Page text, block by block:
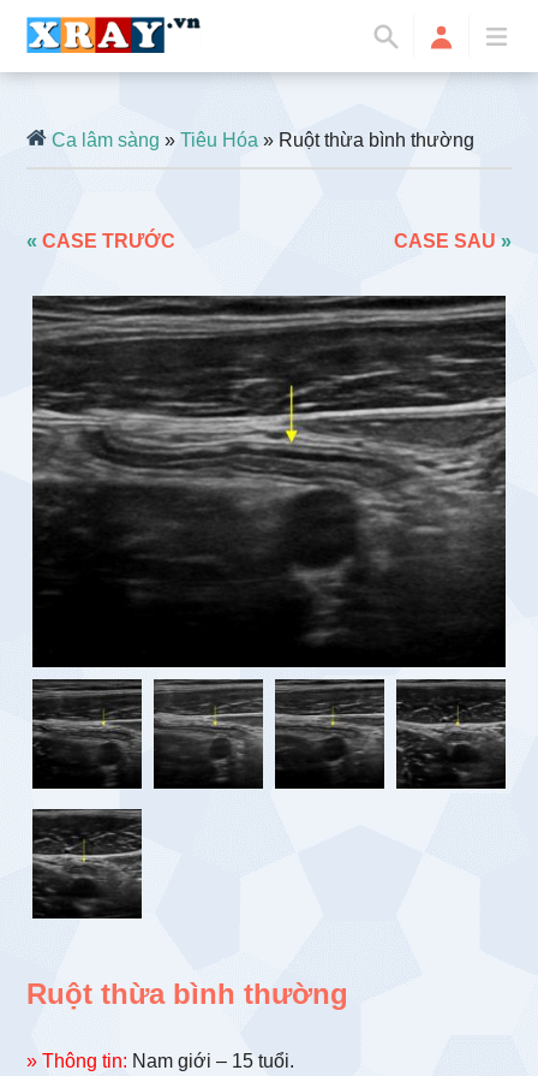
Ca lâm sàng »Tiêu Hóa » Ruột thừa bình thường
«CASE TRƯỚC CASE SAU »
Ruột thừa bình thường
» Thông tin: Nam giới – 15 tuổi.